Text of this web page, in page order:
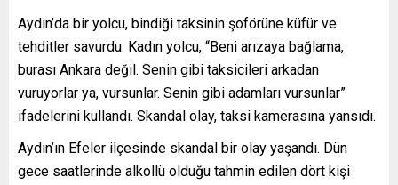
Aydın’da bir yolcu, bindiği taksinin şoförüne küfür ve
tehditler savurdu. Kadın yolcu, “Beni arızaya bağlama,
burası Ankara değil. Senin gibi taksicileri arkadan
vuruyorlar ya, vursunlar. Senin gibi adamları vursunlar”
ifadelerini kullandı. Skandal olay, taksi kamerasına yansıdı.
Aydın’ın Efeler ilçesinde skandal bir olay yaşandı. Dün
gece saatlerinde alkollü olduğu tahmin edilen dört kişi